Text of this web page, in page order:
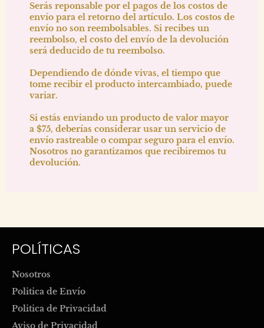
Serás reponsable por el pagos de los costos de
envío para el retorno del artículo. Los costos de
envío no son reembolsables. Si recibes un
reembolso, el costo del envío de la devolución
será deducido de tu reembolso.
Dependiendo de dónde vivas, el tiempo que
tome recibir el producto intercambiado, puede
variar.
Si estás enviando un producto de valor mayor
a $75, deberías considerar usar un servicio de
envío rastreable o compar seguro para el envío.
Nosotros no garantizamos que recibiremos tu
devolución.
POLÍTICAS
Nosotros
Politica de Envío
Politica de Privacidad
Aviso de Privacidad